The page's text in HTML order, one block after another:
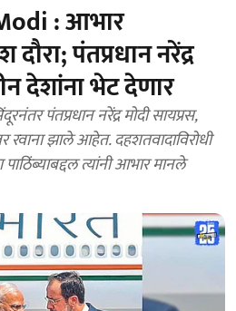
: आभार
पंतप्रधान नरेंद्र
देशांना भेट देणार
रवाना झाले आहेत. दहशतवादाविरोधी
त्यांनी आभार मानले